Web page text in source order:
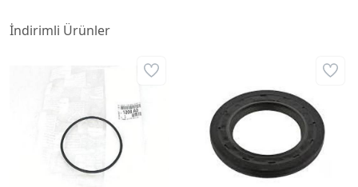
İndirimli Ürünler